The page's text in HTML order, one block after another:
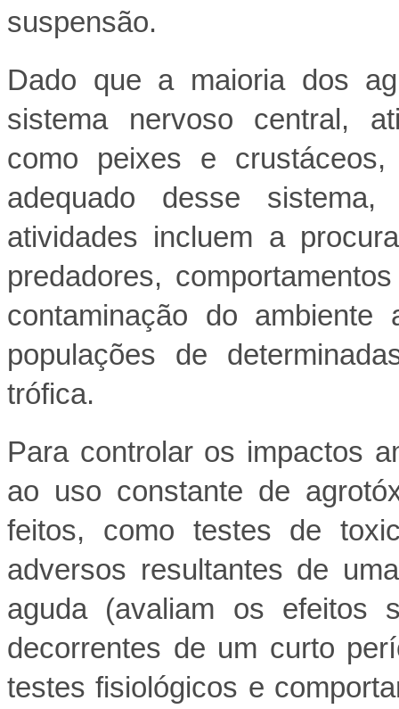
suspensão.
Dado que a maioria dos
sistema nervoso central,
como peixes e crustáceos,
adequado desse
atividades incluem a
predadores,
contaminação do
populações de
trófica.
Para controlar os impactos
ao uso constante de
feitos, como testes de
adversos resultantes de
aguda (avaliam os efeitos
decorrentes de um curto
testes fisiológicos e